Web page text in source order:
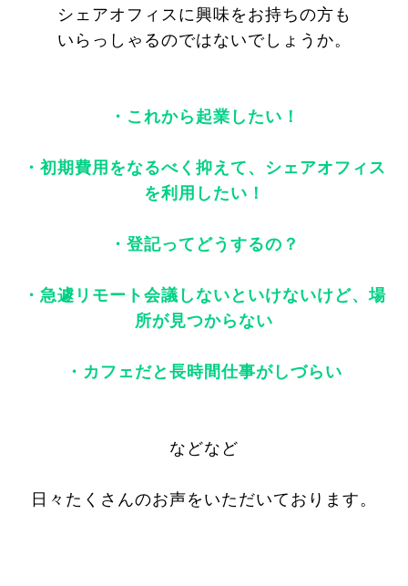
シェアオフィスに興味をお持ちの方も
いらっしゃるのではないでしょうか。
・これから起業したい！
・初期費用をなるべく抑えて、シェアオフィス
を利用したい！
・登記ってどうするの？
・急遽リモート会議しないといけないけど、場
所が見つからない
・カフェだと長時間仕事がしづらい
などなど
日々たくさんのお声をいただいております。